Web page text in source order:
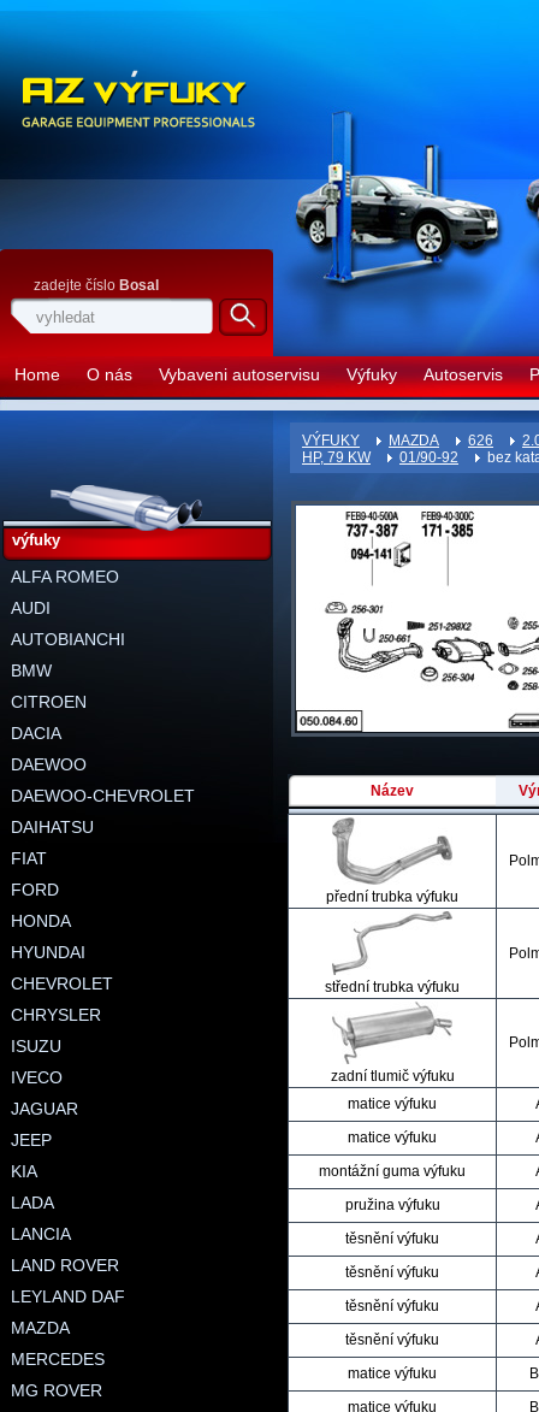
Home O nás Vybaveni autoservisu Výfuky Autoservis
zadejte číslo Bosal
VÝFUKY MAZDA 626
HP, 79 KW
01/90-92 bez
Název
přední trubka výfuku
střední trubka výfuku
zadní tlumič výfuku
matice výfuku
matice výfuku
montážní guma výfuku
pružina výfuku
těsnění výfuku
těsnění výfuku
těsnění výfuku
těsnění výfuku
matice výfuku
matice výfuku
výfuky
ALFA ROMEO
AUDI
AUTOBIANCHI
BMW
CITROEN
DACIA
DAEWOO
DAEWOO-CHEVROLET
DAIHATSU
FIAT
FORD
HONDA
HYUNDAI
CHEVROLET
CHRYSLER
ISUZU
IVECO
JAGUAR
JEEP
KIA
LADA
LANCIA
LAND ROVER
LEYLAND DAF
MAZDA
MERCEDES
MG ROVER